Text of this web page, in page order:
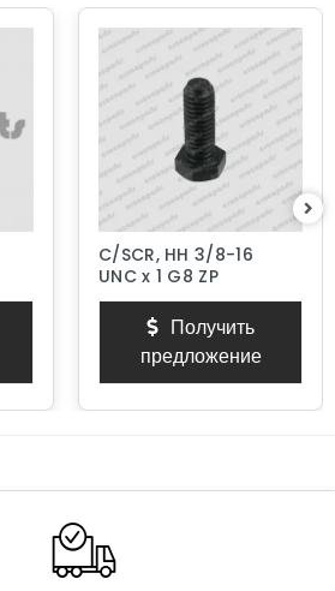
C/SCR, HH 3/8-16
UNC x 1 G8 ZP
Получить
предложение